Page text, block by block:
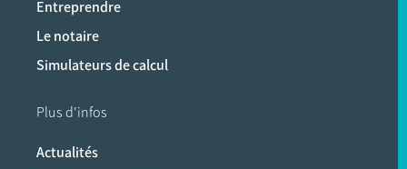
Entreprendre
Le notaire
Simulateurs de calcul
Plus d'infos
Actualités